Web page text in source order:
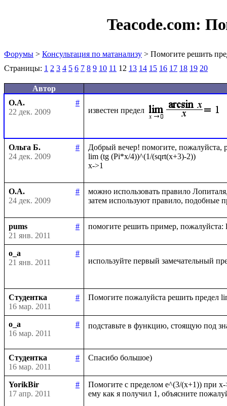
Teacode.com:
Форумы > Консультация по матанализу > Помогите решить
Страницы: 1 2 3 4 5 6 7 8 9 10 11 12 13 14 15 16 17 18 19 20
Автор
О.А.
#
22 дек. 2009
известен предел
Ольга Б.
#
24 дек. 2009
Добрый вечер! помогите,
lim (tg (Pi*x/4))^(1/(sqrt(x+3)-2))
О.А.
#
24 дек. 2009
можно использовать правило
pums
#
21 янв. 2011
o_a
#
21 янв. 2011
используйте первый замечательный
Студентка
#
16 мар. 2011
o_a
#
16 мар. 2011
подставьте в функцию, стоящую под
Студентка
#
16 мар. 2011
YorikBir
#
17 апр. 2011
Помогите с пределом e^(3/(x+1)) при x-